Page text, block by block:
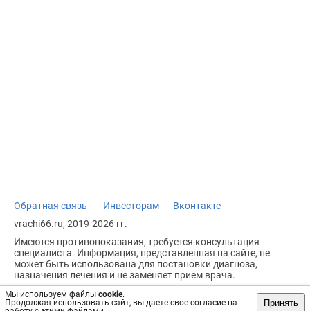
Мы используем файлы cookie.
Продолжая использовать сайт, вы даете свое согласие на
Принять
Обратная связь Инвесторам
Вконтакте
vrachi66.ru, 2019-2026 гг.
Имеются противопоказания, требуется консультация
специалиста. Информация, представленная на сайте, не
может быть использована для постановки диагноза,
назначения лечения и не заменяет прием врача.
Возрастное ограничение: 18+